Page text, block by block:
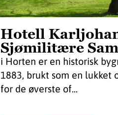
Hotell
Sjømilitære
i Horten er en historisk
1883, brukt som en lukket
for de øverste of...